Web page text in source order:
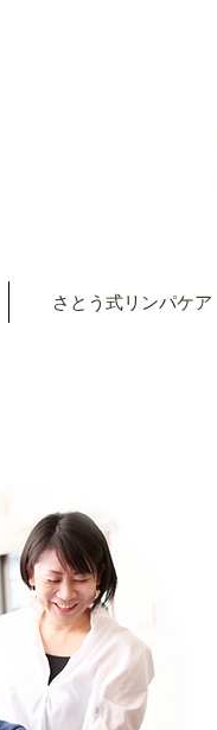
さとう式リンパケア